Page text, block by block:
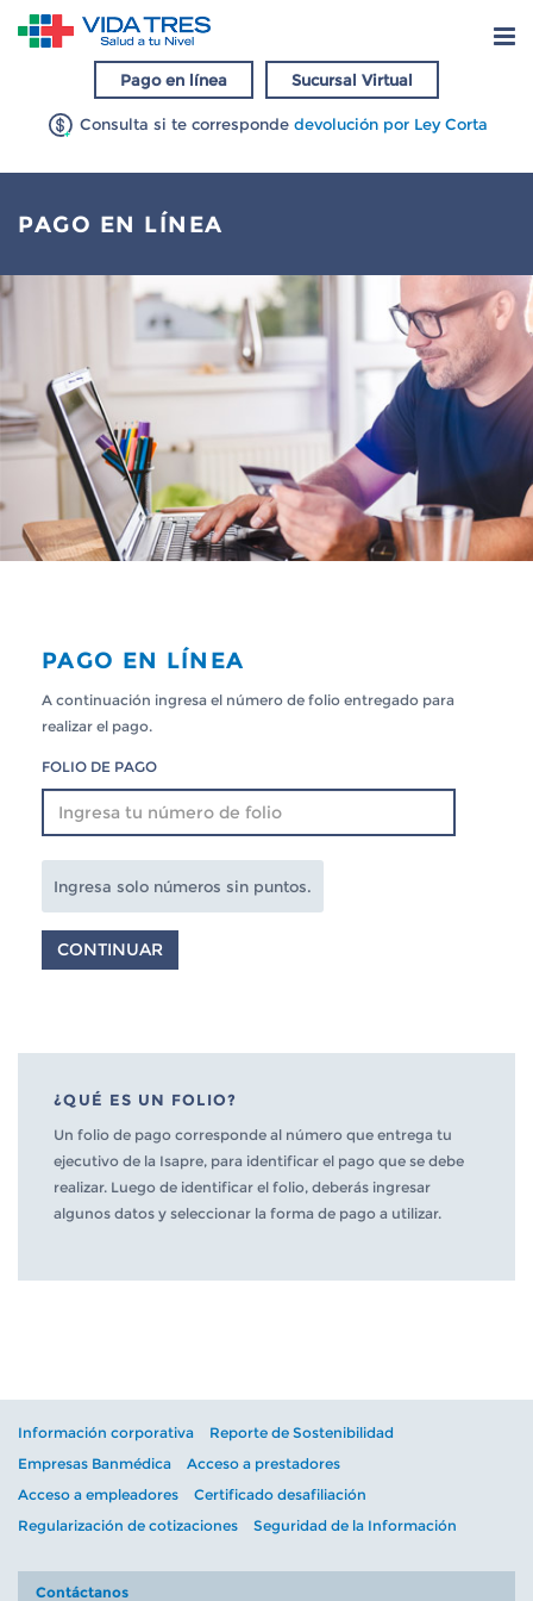
Pago en línea Sucursal Virtual
Consulta si te corresponde devolución por Ley Corta
PAGO EN LÍNEA
PAGO EN LÍNEA
A continuación ingresa el número de folio entregado para
realizar el pago.
FOLIO DE PAGO
Ingresa solo números sin puntos.
¿QUÉ ES UN FOLIO?
Un folio de pago corresponde al número que entrega tu
ejecutivo de la Isapre, para identificar el pago que se debe
realizar. Luego de identificar el folio, deberás ingresar
algunos datos y seleccionar la forma de pago a utilizar.
Información corporativa
Reporte de Sostenibilidad
Empresas Banmédica
Acceso a prestadores
Acceso a empleadores
Certificado desafiliación
Regularización de cotizaciones
Seguridad de la Información
Contáctanos